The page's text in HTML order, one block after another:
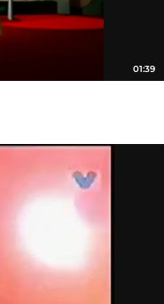
01:39